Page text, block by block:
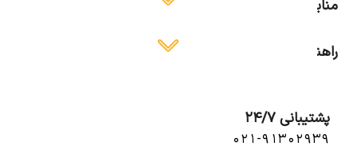
منابع آموزشی
راهنمای استفاده
پشتیبانی 24/7
۰۲۱-۹۱۳۰۲۹۳۹